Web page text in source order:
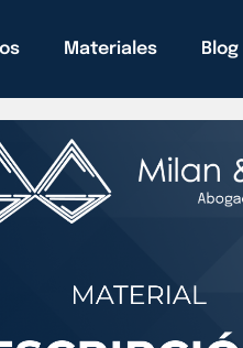
Materiales Blog